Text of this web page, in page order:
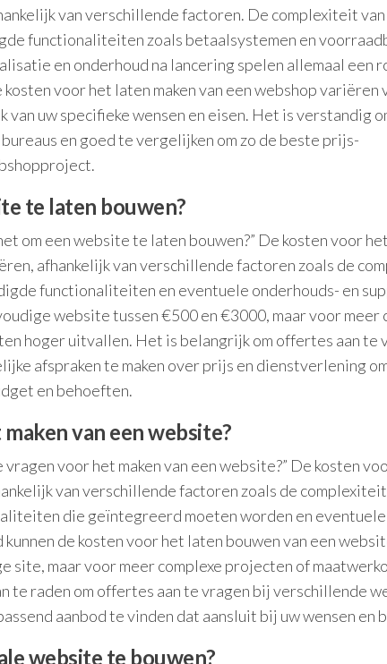
van verschillende factoren. De complexiteit
functionaliteiten zoals betaalsystemen en
en onderhoud na lancering spelen allemaal een
voor het laten maken van een webshop variëren
van uw specifieke wensen en eisen. Het is verstandig
en goed te vergelijken om zo de beste prijs-
te laten bouwen?
om een website te laten bouwen?” De kosten voor
afhankelijk van verschillende factoren zoals de
functionaliteiten en eventuele onderhouds- en
website tussen €500 en €3000, maar voor meer
hoger uitvallen. Het is belangrijk om offertes aan te
afspraken te maken over prijs en dienstverlening
en behoeften.
van een website?
voor het maken van een website?” De kosten
van verschillende factoren zoals de
die geïntegreerd moeten worden en eventuele
de kosten voor het laten bouwen van een
site, maar voor meer complexe projecten of
te raden om offertes aan te vragen bij verschillende
aanbod te vinden dat aansluit bij uw wensen en
website te bouwen?